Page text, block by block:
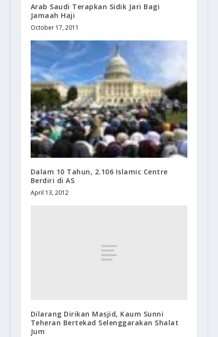
Arab Saudi Terapkan Sidik Jari Bagi
Jamaah Haji
October 17, 2011
Dalam 10 Tahun, 2.106 Islamic Centre
Berdiri di AS
April 13, 2012
Dilarang Dirikan Masjid, Kaum Sunni
Teheran Bertekad Selenggarakan Shalat
Jum